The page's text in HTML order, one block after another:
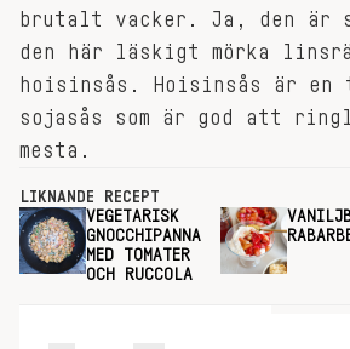
brutalt vacker. Ja, den är
den här läskigt mörka
hoisinsås. Hoisinsås är
sojasås som är god att
mesta.
LIKNANDE RECEPT
VEGETARISK
GNOCCHIPANNA
MED TOMATER
OCH RUCCOLA